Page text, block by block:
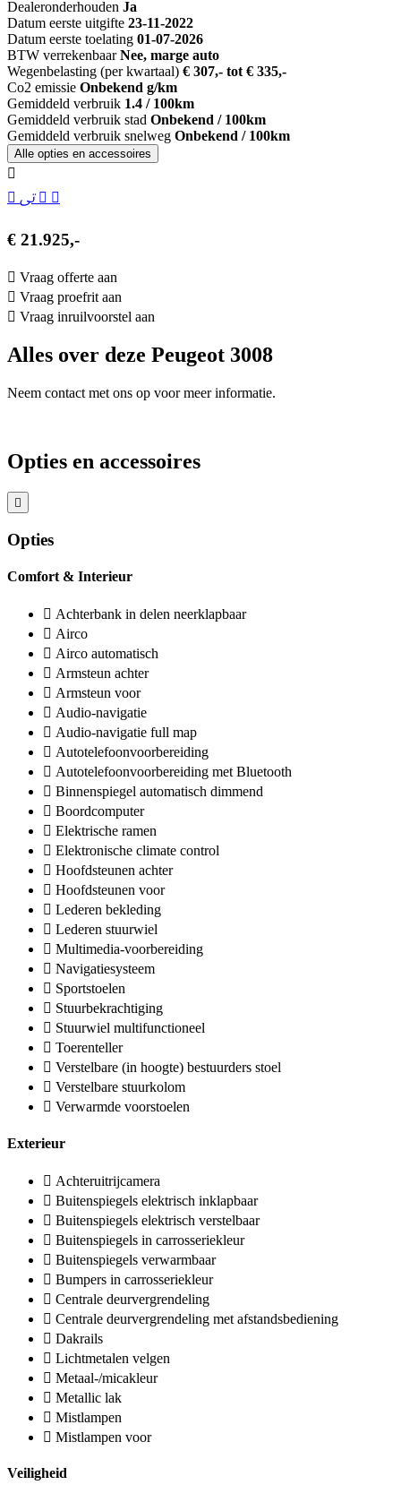
Dealeronderhouden Ja
Datum eerste uitgifte 23-11-2022
Datum eerste toelating 01-07-2026
BTW verrekenbaar Nee, marge auto
Wegenbelasting (per kwartaal) € 307,- tot € 335,-
Co2 emissie Onbekend g/km
Gemiddeld verbruik 1.4 / 100km
Gemiddeld verbruik stad Onbekend / 100km
Gemiddeld verbruik snelweg Onbekend / 100km
Alle opties en accessoires
€ 21.925,-
Vraag offerte aan
Vraag proefrit aan
Vraag inruilvoorstel aan
Alles over deze Peugeot 3008
Neem contact met ons op voor meer informatie.
Opties en accessoires
Opties
Comfort & Interieur
Achterbank in delen neerklapbaar
Airco
Airco automatisch
Armsteun achter
Armsteun voor
Audio-navigatie
Audio-navigatie full map
Autotelefoonvoorbereiding
Autotelefoonvoorbereiding met Bluetooth
Binnenspiegel automatisch dimmend
Boordcomputer
Elektrische ramen
Elektronische climate control
Hoofdsteunen achter
Hoofdsteunen voor
Lederen bekleding
Lederen stuurwiel
Multimedia-voorbereiding
Navigatiesysteem
Sportstoelen
Stuurbekrachtiging
Stuurwiel multifunctioneel
Toerenteller
Verstelbare (in hoogte) bestuurders stoel
Verstelbare stuurkolom
Verwarmde voorstoelen
Exterieur
Achteruitrijcamera
Buitenspiegels elektrisch inklapbaar
Buitenspiegels elektrisch verstelbaar
Buitenspiegels in carrosseriekleur
Buitenspiegels verwarmbaar
Bumpers in carrosseriekleur
Centrale deurvergrendeling
Centrale deurvergrendeling met afstandsbediening
Dakrails
Lichtmetalen velgen
Metaal-/micakleur
Metallic lak
Mistlampen
Mistlampen voor
Veiligheid